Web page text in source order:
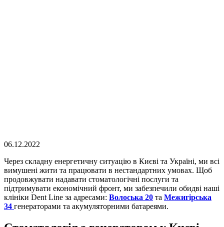
06.12.2022
Через складну енергетичну ситуацію в Києві та Україні, ми всі
вимушені жити та працювати в нестандартних умовах. Щоб
продовжувати надавати стоматологічні послуги та
підтримувати економічний фронт, ми забезпечили обидві наші
клініки Dent Line за адресами: Волоська 20 та Межигірська
34 генераторами та акумуляторними батареями.